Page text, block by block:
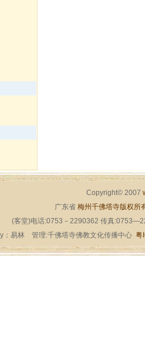
Copyright© 2007
广东省 梅州千佛塔寺版权所
(客堂)电话:0753－2290362 传真
易林管理:千佛塔寺佛教文化传播中心 粤